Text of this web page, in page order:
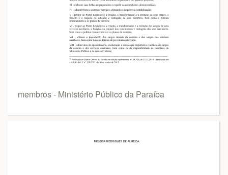
membros - Ministério Público da Paraíba